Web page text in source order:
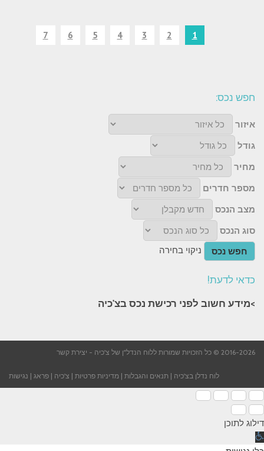
1
2
3
4
5
6
7
חפש נכס:
איזור
גודל
מחיר
מספר חדרים
מצב הנכס
סוג הנכס
חפש נכס
ניקוי בחירה
כדאי לדעת!
>מידע חשוב לפני רכישת נכס בצ'כיה​
2016-2026 © כל הזכויות שמורות ללוח הנדל"ן של צ'כיה - יצירת קשר
לוח נדלן בצ'כיה | תנאים והגבלות | מדיניות פרטיות | צ'כיה | פראג | נגישות
דילוג לתוכן
פתח